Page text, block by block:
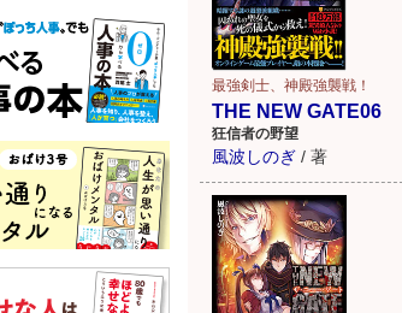
最強剣士、神殿強襲戦！
THE NEW GATE06
狂信者の野望
風波しのぎ / 著